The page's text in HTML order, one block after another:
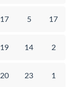
17 5 17
19 14 2
20 23 1